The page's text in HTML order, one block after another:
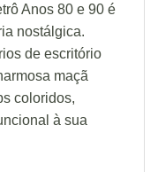
Anos 80 e 90 é
nostálgica.
de escritório
maçã
coloridos,
à sua